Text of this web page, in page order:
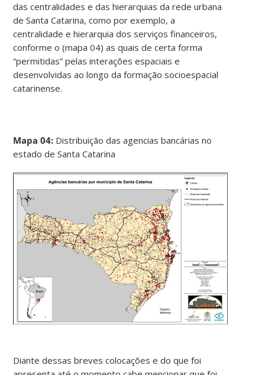
das centralidades e das hierarquias da rede urbana
de Santa Catarina, como por exemplo, a
centralidade e hierarquia dos serviços financeiros,
conforme o (mapa 04) as quais de certa forma
“permitidas” pelas interações espaciais e
desenvolvidas ao longo da formação socioespacial
catarinense.
Mapa 04: Distribuição das agencias bancárias no
estado de Santa Catarina
Diante dessas breves colocações e do que foi